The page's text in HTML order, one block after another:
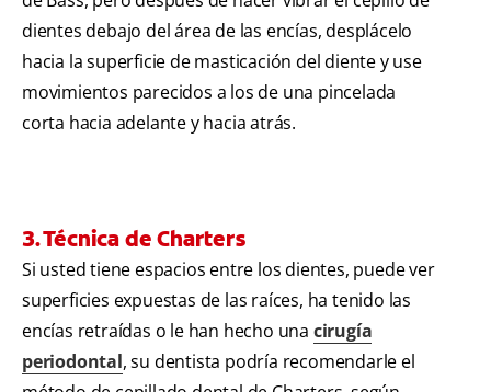
dientes debajo del área de las encías, desplácelo
hacia la superficie de masticación del diente y use
movimientos parecidos a los de una pincelada
corta hacia adelante y hacia atrás.
3. Técnica de Charters
Si usted tiene espacios entre los dientes, puede ver
superficies expuestas de las raíces, ha tenido las
encías retraídas o le han hecho una cirugía
periodontal, su dentista podría recomendarle el